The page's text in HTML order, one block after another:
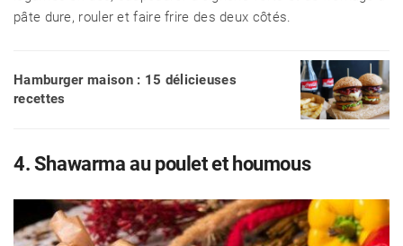
pâte dure, rouler et faire frire des deux côtés.
Hamburger maison : 15 délicieuses
recettes
4. Shawarma au poulet et houmous